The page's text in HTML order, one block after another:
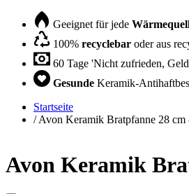
Geeignet für jede
100% recyclebar oder aus
60 Tage 'Nicht zufrieden,
Gesunde Keramik-
Startseite
/ Avon Keramik Bratpfanne 28
Avon Keramik